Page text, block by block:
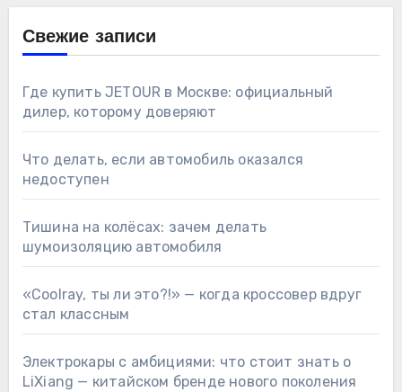
Свежие записи
Где купить JETOUR в Москве: официальный
дилер, которому доверяют
Что делать, если автомобиль оказался
недоступен
Тишина на колёсах: зачем делать
шумоизоляцию автомобиля
«Coolray, ты ли это?!» — когда кроссовер вдруг
стал классным
Электрокары с амбициями: что стоит знать о
LiXiang — китайском бренде нового поколения